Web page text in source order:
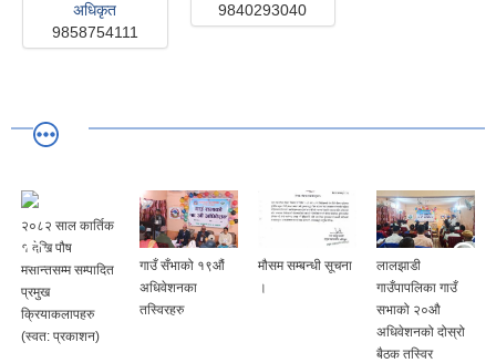
अधिकृत
9858754111
9840293040
२०८२ साल कार्तिक
१ देखि पौष
मसान्तसम्म सम्पादित
प्रमुख
क्रियाकलापहरु
(स्वत: प्रकाशन)
गाउँ सँभाको १९औं
अधिवेशनका
तस्विरहरु
मौसम सम्बन्धी सूचना
।
लालझाडी
गाउँपापलिका गाउँ
सभाको २०औ
अधिवेशनको दोस्रो
बैठक तस्विर